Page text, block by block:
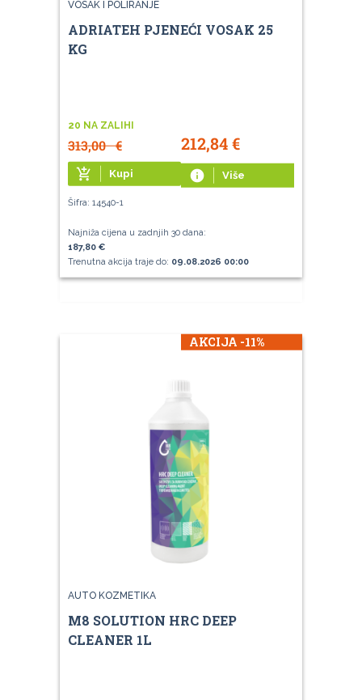
VOSAK I POLIRANJE
ADRIATEH PJENEĆI VOSAK 25
KG
20 NA ZALIHI
313,00€ 212,84€
add_shopping_cart Kupi info Više
Šifra: 14540-1
Najniža cijena u zadnjih 30 dana:
187,80 €
Trenutna akcija traje do: 09.08.2026 00:00
AKCIJA -11%
AUTO KOZMETIKA
M8 SOLUTION HRC DEEP
CLEANER 1L